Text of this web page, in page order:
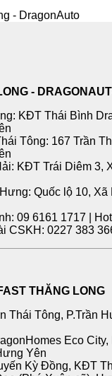
-
KĐT Thái Bình
Tông: 167 Trần
KĐT Trái Diêm 3,
Quốc lộ 10,
09 6161 1717 |
CSKH: 0227 383
THĂNG LONG
Thái Tông, P.Trần
Eco City,
Yên
Kỳ Đồng, KĐT